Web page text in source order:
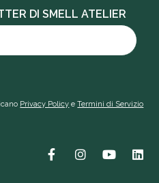
DI SMELL ATELIER
Privacy Policy eTermini di Servizio